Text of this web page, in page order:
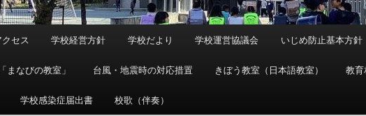
クセス 学校経営方針 学校だより 学校運営協議会 いじめ防止基本方針
まなびの教室」 台風・地震時の対応措置 きぼう教室（日本語教室） 教育
学校感染症届出書 校歌（伴奏）